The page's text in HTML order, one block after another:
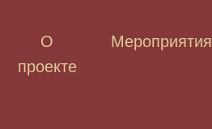
Мероприятия
О
проекте